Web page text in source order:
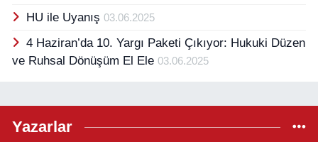
HU ile Uyanış 03.06.2025
4 Haziran’da 10. Yargı Paketi Çıkıyor: Hukuki Düzen
ve Ruhsal Dönüşüm El Ele 03.06.2025
Yazarlar